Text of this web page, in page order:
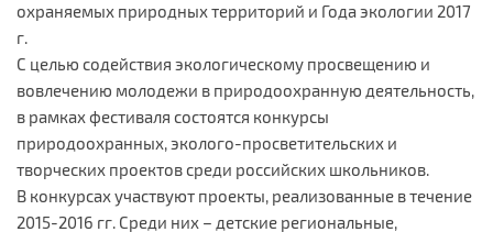
охраняемых природных территорий и Года экологии 2017
г.
С целью содействия экологическому просвещению и
вовлечению молодежи в природоохранную деятельность,
в рамках фестиваля состоятся конкурсы
природоохранных, эколого-просветительских и
творческих проектов среди российских школьников.
В конкурсах участвуют проекты, реализованные в течение
2015-2016 гг. Среди них – детские региональные,